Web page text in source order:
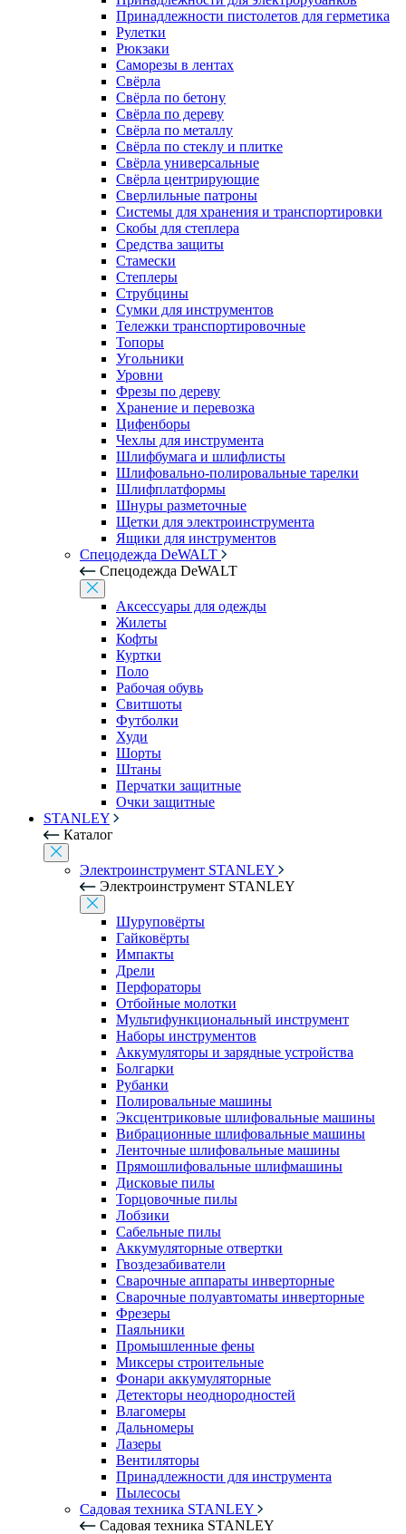
Принадлежности пистолетов для герметика
Рулетки
Рюкзаки
Саморезы в лентах
Свёрла
Свёрла по бетону
Свёрла по дереву
Свёрла по металлу
Свёрла по стеклу и плитке
Свёрла универсальные
Свёрла центрирующие
Сверлильные патроны
Системы для хранения и транспортировки
Скобы для степлера
Средства защиты
Стамески
Степлеры
Струбцины
Сумки для инструментов
Тележки транспортировочные
Топоры
Угольники
Уровни
Фрезы по дереву
Хранение и перевозка
Цифенборы
Чехлы для инструмента
Шлифбумага и шлифлисты
Шлифовально-полировальные тарелки
Шлифплатформы
Шнуры разметочные
Щетки для электроинструмента
Ящики для инструментов
Спецодежда DeWALT
Спецодежда DeWALT
Аксессуары для одежды
Жилеты
Кофты
Куртки
Поло
Рабочая обувь
Свитшоты
Футболки
Худи
Шорты
Штаны
Перчатки защитные
Очки защитные
STANLEY
Каталог
Электроинструмент STANLEY
Электроинструмент STANLEY
Шуруповёрты
Гайковёрты
Импакты
Дрели
Перфораторы
Отбойные молотки
Мультифункциональный инструмент
Наборы инструментов
Аккумуляторы и зарядные устройства
Болгарки
Рубанки
Полировальные машины
Эксцентриковые шлифовальные машины
Вибрационные шлифовальные машины
Ленточные шлифовальные машины
Прямошлифовальные шлифмашины
Дисковые пилы
Торцовочные пилы
Лобзики
Сабельные пилы
Аккумуляторные отвертки
Гвоздезабиватели
Сварочные аппараты инверторные
Сварочные полуавтоматы инверторные
Фрезеры
Паяльники
Промышленные фены
Миксеры строительные
Фонари аккумуляторные
Детекторы неоднородностей
Влагомеры
Дальномеры
Лазеры
Вентиляторы
Принадлежности для инструмента
Пылесосы
Садовая техника STANLEY
Садовая техника STANLEY